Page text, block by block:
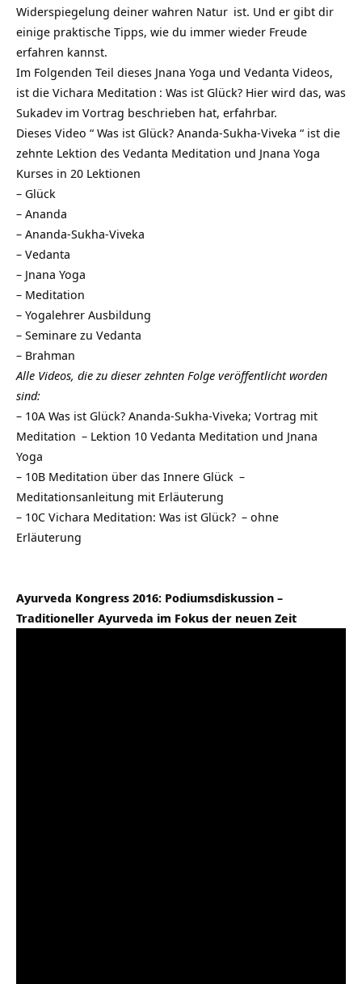
Widerspiegelung deiner wahren Natur ist. Und er gibt dir
einige praktische Tipps, wie du immer wieder Freude
erfahren kannst.
Im Folgenden Teil dieses Jnana Yoga und Vedanta Videos,
ist die Vichara Meditation : Was ist Glück? Hier wird das, was
Sukadev im Vortrag beschrieben hat, erfahrbar.
Dieses Video “ Was ist Glück? Ananda-Sukha-Viveka “ ist die
zehnte Lektion des Vedanta Meditation und Jnana Yoga
Kurses in 20 Lektionen
– Glück
– Ananda
– Ananda-Sukha-Viveka
– Vedanta
– Jnana Yoga
– Meditation
– Yogalehrer Ausbildung
– Seminare zu Vedanta
– Brahman
Alle Videos, die zu dieser zehnten Folge veröffentlicht worden
sind:
– 10A Was ist Glück? Ananda-Sukha-Viveka; Vortrag mit
Meditation – Lektion 10 Vedanta Meditation und Jnana
Yoga
– 10B Meditation über das Innere Glück –
Meditationsanleitung mit Erläuterung
– 10C Vichara Meditation: Was ist Glück? – ohne
Erläuterung
Ayurveda Kongress 2016: Podiumsdiskussion –
Traditioneller Ayurveda im Fokus der neuen Zeit